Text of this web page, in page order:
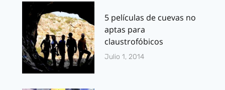
5 películas de cuevas no
aptas para
claustrofóbicos
Julio 1, 2014